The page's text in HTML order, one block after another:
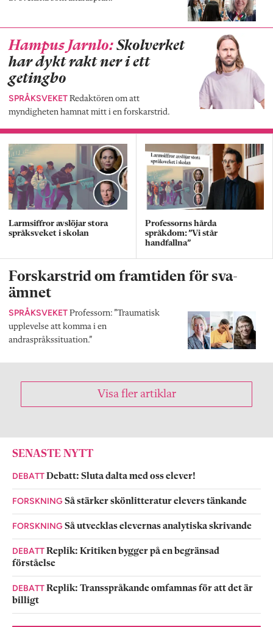
Hampus Jarnlo: Skolverket
har dykt rakt ner i ett
getingbo
SPRÅKSVEKET Redaktören om att
myndigheten hamnat mitt i en forskarstrid.
Larmsiffror avslöjar stora
språksveket i skolan
Professorns hårda
språkdom: ”Vi står
handfallna”
Forskarstrid om framtiden för sva-
ämnet
SPRÅKSVEKET Professorn: ”Traumatisk
upplevelse att komma i en
andraspråkssituation.”
Visa fler artiklar
SENASTE NYTT
DEBATTDebatt: Sluta dalta med oss elever!
FORSKNING Så stärker skönlitteratur elevers tänkande
FORSKNING Så utvecklas elevernas analytiska skrivande
DEBATTReplik: Kritiken bygger på en begränsad
förståelse
DEBATTReplik: Transspråkande omfamnas för att det är
billigt